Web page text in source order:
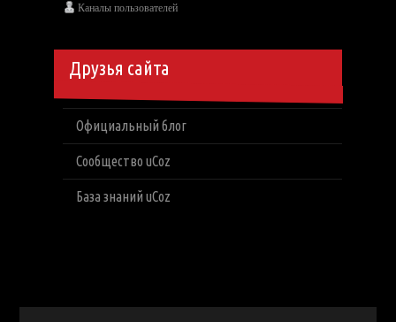
Каналы пользователей
Друзья сайта
Официальный блог
Сообщество uCoz
База знаний uCoz